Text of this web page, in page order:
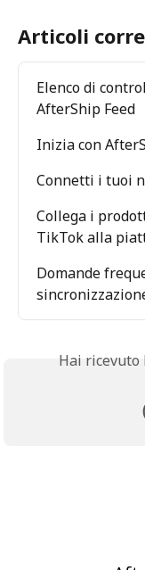
Articoli
Elenco di
AfterShip Feed
Inizia con
Connetti i tuoi
Collega i
TikTok alla
Domande
Hai ricevuto